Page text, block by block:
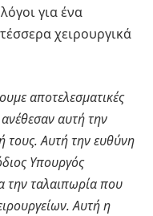
για ένα
χειρουργικά
αποτελεσματικές
αυτή την
τους. Αυτή την ευθύνη
Υπουργός
την ταλαιπωρία που
Αυτή η